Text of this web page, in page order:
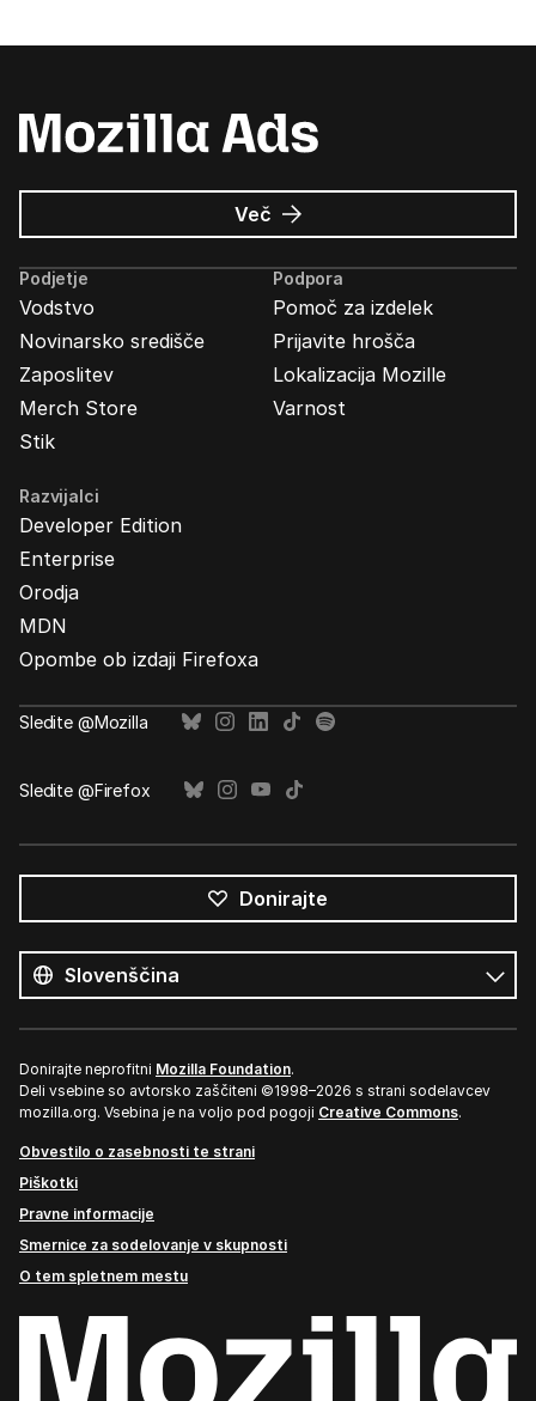
Več o
Oglasi
Mozilla
Podjetje
Vodstvo
Novinarsko središče
Zaposlitev
Merch Store
Stik
Podpora
Pomoč za izdelek
Prijavite hrošča
Lokalizacija Mozille
Varnost
Razvijalci
Developer Edition
Enterprise
Orodja
MDN
Opombe ob izdaji Firefoxa
Sledite @Mozilla
Sledite @Firefox
Donirajte
jeziki
Jezik
Donirajte neprofitni Mozilla Foundation.
Deli vsebine so avtorsko zaščiteni ©1998–2026 s strani sodelavcev
mozilla.org. Vsebina je na voljo pod pogoji Creative Commons.
Obvestilo o zasebnosti te strani
Piškotki
Pravne informacije
Smernice za sodelovanje v skupnosti
O tem spletnem mestu